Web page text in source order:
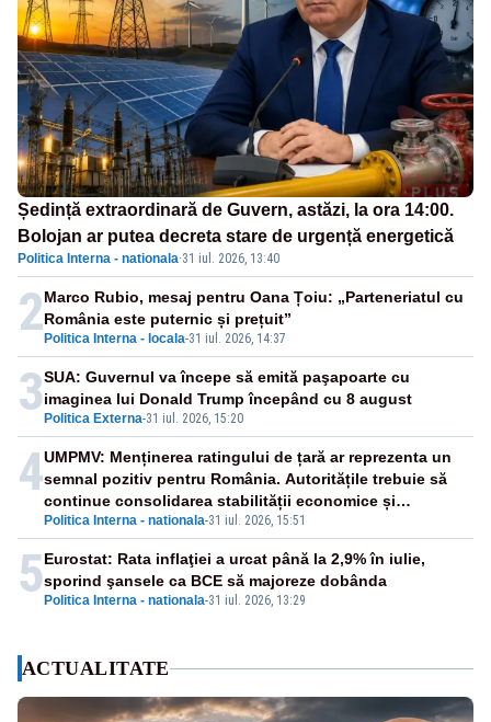
Ședință extraordinară de Guvern, astăzi, la ora 14:00.
Bolojan ar putea decreta stare de urgență energetică
Politica Interna - nationala·31 iul. 2026, 13:40
2 Politica Interna - locala-31 iul. 2026, 14:37
Marco Rubio, mesaj pentru Oana Țoiu: „Parteneriatul cu
România este puternic și prețuit”
3 Politica Externa-31 iul. 2026, 15:20
SUA: Guvernul va începe să emită paşapoarte cu
imaginea lui Donald Trump începând cu 8 august
4
Politica Interna - nationala-31 iul. 2026, 15:51
UMPMV: Menținerea ratingului de țară ar reprezenta un
semnal pozitiv pentru România. Autoritățile trebuie să
continue consolidarea stabilității economice și
financiare
5 Politica Interna - nationala-31 iul. 2026, 13:29
Eurostat: Rata inflaţiei a urcat până la 2,9% în iulie,
sporind şansele ca BCE să majoreze dobânda
ACTUALITATE